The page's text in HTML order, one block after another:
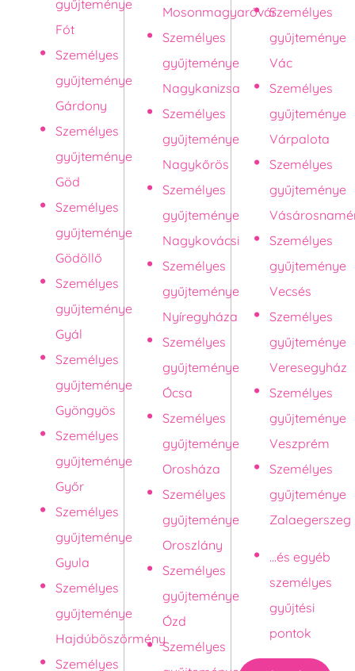
gyűjteménye
Fót
Személyes
gyűjteménye
Gárdony
Személyes
gyűjteménye
Göd
Személyes
gyűjteménye
Gödöllő
Személyes
gyűjteménye
Gyál
Személyes
gyűjteménye
Gyöngyös
Személyes
gyűjteménye
Győr
Személyes
gyűjteménye
Gyula
Személyes
gyűjteménye
Hajdúböszörmény
Személyes
Mosonmagyaróvár
Személyes
gyűjteménye
Nagykanizsa
Személyes
gyűjteménye
Nagykőrös
Személyes
gyűjteménye
Nagykovácsi
Személyes
gyűjteménye
Nyíregyháza
Személyes
gyűjteménye
Ócsa
Személyes
gyűjteménye
Orosháza
Személyes
gyűjteménye
Oroszlány
Személyes
gyűjteménye
Ózd
Személyes
Személyes
gyűjteménye
Vác
Személyes
gyűjteménye
Várpalota
Személyes
gyűjteménye
Személyes
gyűjteménye
Vecsés
Személyes
gyűjteménye
Veresegyház
Személyes
gyűjteménye
Veszprém
Személyes
gyűjteménye
Zalaegerszeg
...és egyéb
személyes
gyűjtési
pontok